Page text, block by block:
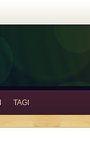
TAGI